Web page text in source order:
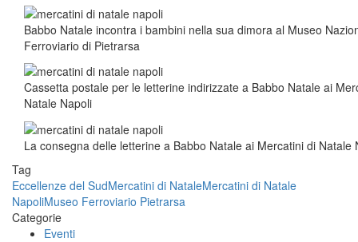
Babbo Natale incontra i bambini nella sua dimora al Museo
Ferroviario di Pietrarsa
Cassetta postale per le letterine indirizzate a Babbo Natale ai
Natale Napoli
La consegna delle letterine a Babbo Natale ai Mercatini di Natale
Tag
Eccellenze del SudMercatini di NataleMercatini di Natale
NapoliMuseo Ferroviario Pietrarsa
Categorie
Eventi